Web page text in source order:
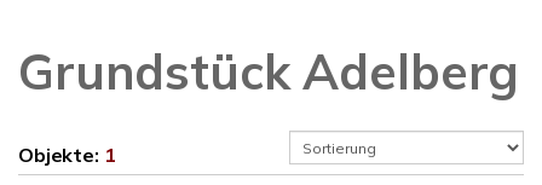
Grundstück Adelberg
Objekte: 1